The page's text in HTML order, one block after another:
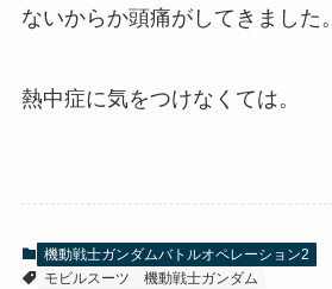
ないからか頭痛がしてきました。
熱中症に気をつけなくては。
機動戦士ガンダムバトルオペレーション2
モビルスーツ
機動戦士ガンダム